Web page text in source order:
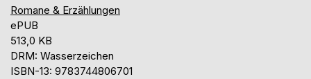
Romane & Erzählungen
ePUB
513,0 KB
DRM: Wasserzeichen
ISBN-13: 9783744806701